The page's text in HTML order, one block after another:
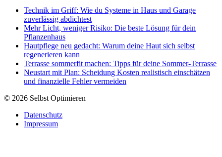
Technik im Griff: Wie du Systeme in Haus und Garage
zuverlässig abdichtest
Mehr Licht, weniger Risiko: Die beste Lösung für dein
Pflanzenhaus
Hautpflege neu gedacht: Warum deine Haut sich selbst
regenerieren kann
Terrasse sommerfit machen: Tipps für deine Sommer-Terrasse
Neustart mit Plan: Scheidung Kosten realistisch einschätzen
und finanzielle Fehler vermeiden
© 2026 Selbst Optimieren
Datenschutz
Impressum